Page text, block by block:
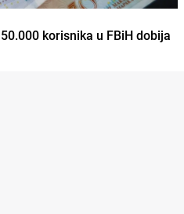
korisnika u FBiH dobija